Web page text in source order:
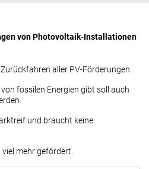
von Photovoltaik-Installationen
aller PV-Förderungen.
fossilen Energien gibt soll auch
und braucht keine
mehr gefördert.